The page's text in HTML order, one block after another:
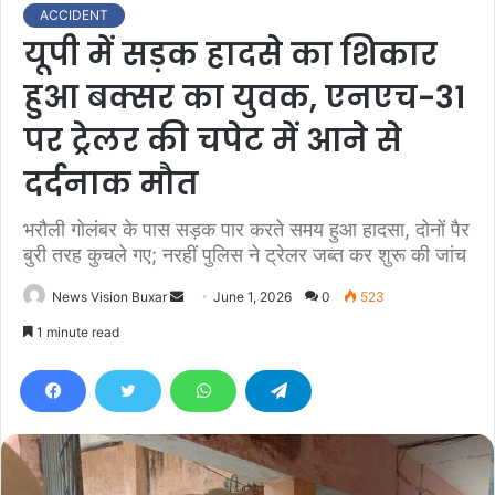
ACCIDENT
यूपी में सड़क हादसे का शिकार
हुआ बक्सर का युवक, एनएच-31
पर ट्रेलर की चपेट में आने से
दर्दनाक मौत
भरौली गोलंबर के पास सड़क पार करते समय हुआ हादसा, दोनों पैर
बुरी तरह कुचले गए; नरहीं पुलिस ने ट्रेलर जब्त कर शुरू की जांच
News Vision Buxar
d
e
m
June 1, 2026 0 523
1 minute read